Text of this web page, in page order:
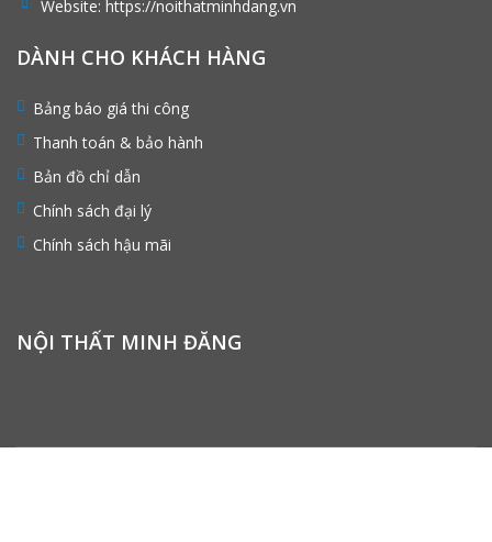
Website: https://noithatminhdang.vn
DÀNH CHO KHÁCH HÀNG
Bảng báo giá thi công
Thanh toán & bảo hành
Bản đồ chỉ dẫn
Chính sách đại lý
Chính sách hậu mãi
NỘI THẤT MINH ĐĂNG